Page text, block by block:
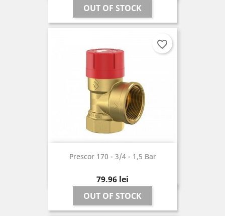
OUT OF STOCK
Prescor 170 - 3/4 - 1,5 Bar
Pret
79,96 lei
OUT OF STOCK
favorite_border